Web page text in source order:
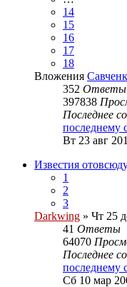
14
15
16
17
18
Вложения
352 Ответы
397838
Последнее
последнему
Вт 23 авг
Известия
1
2
3
Darkwing » Чт 25
41 Ответы
64070
Последнее
последнему
Сб 10 мар